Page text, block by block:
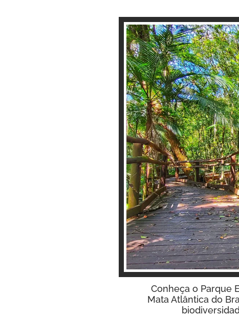
Conheça o Parque
Mata Atlântica do